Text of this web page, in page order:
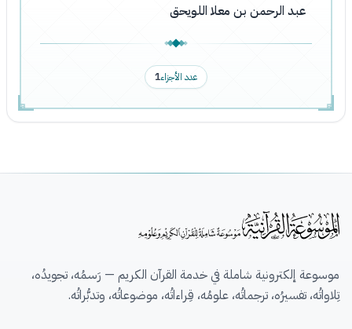
عبد الرحمن بن معلا اللويحق
عدد الأجزاء1
موسوعة إلكترونية شاملة في خدمة القرآن الكريم — رَسمُه، تجويدُه،
تِلاواتُه، تفسيرُه، ترجماتُه، علومُه، قِراءاتُه، موضوعاتُه، وتدبُّراتُه.